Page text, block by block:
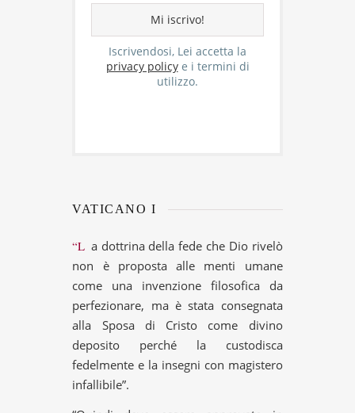
Iscrivendosi, Lei accetta la
privacy policye i termini di
utilizzo.
VATICANO I
“La dottrina della fede che Dio rivelò
non è proposta alle menti umane
come una invenzione filosofica da
perfezionare, ma è stata consegnata
alla Sposa di Cristo come divino
deposito perché la custodisca
fedelmente e la insegni con magistero
infallibile”.